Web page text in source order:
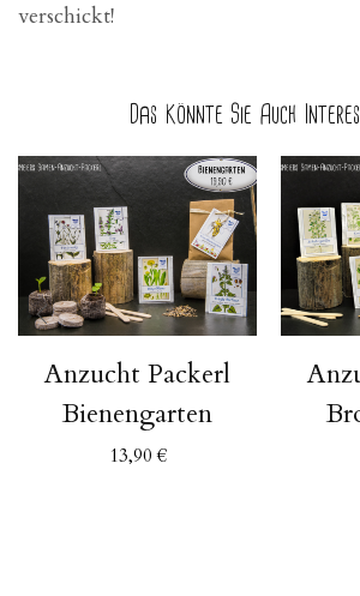
verschickt!
Das Könnte Sie Auch
Anzucht Packerl
Bienengarten
13,90€